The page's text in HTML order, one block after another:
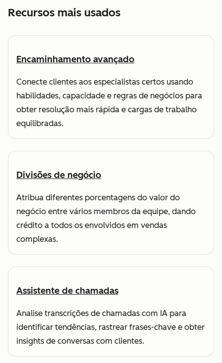
Recursos mais usados
Encaminhamento avançado
Conecte clientes aos especialistas certos usando
habilidades, capacidade e regras de negócios para
obter resolução mais rápida e cargas de trabalho
equilibradas.
Divisões de negócio
Atribua diferentes porcentagens do valor do
negócio entre vários membros da equipe, dando
crédito a todos os envolvidos em vendas
complexas.
Assistente de chamadas
Analise transcrições de chamadas com IA para
identificar tendências, rastrear frases-chave e obter
insights de conversas com clientes.